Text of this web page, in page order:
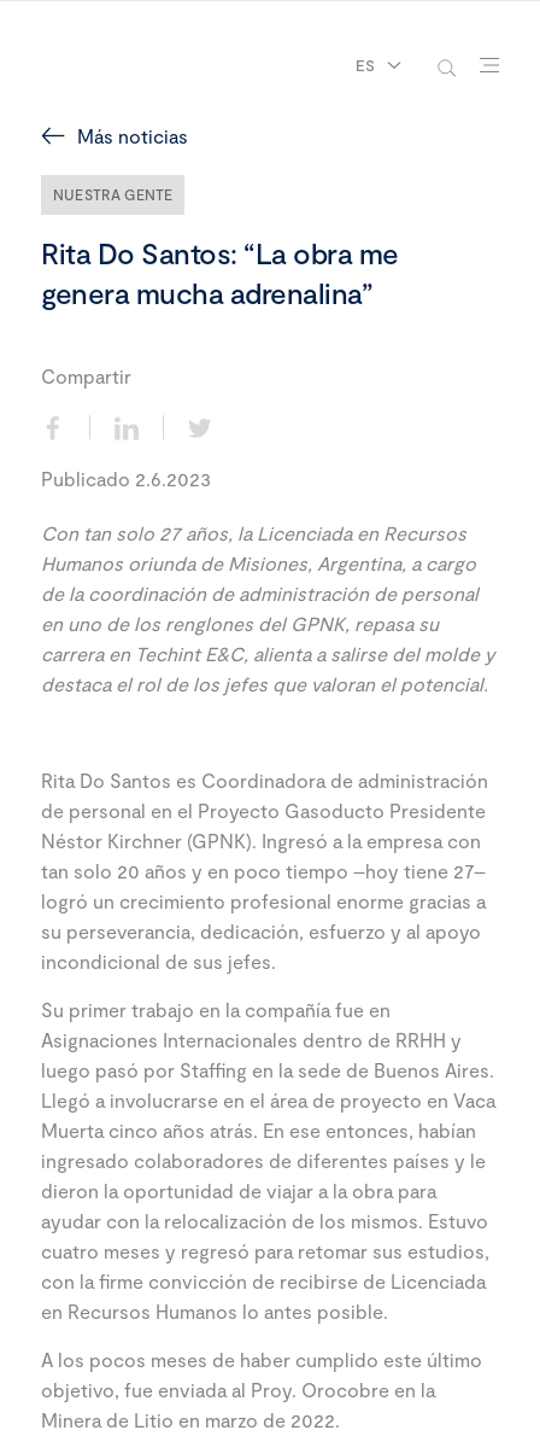
ES
Más noticias
NUESTRA GENTE
Rita Do Santos: “La obra me
genera mucha adrenalina”
Compartir
Publicado 2.6.2023
Con tan solo 27 años, la Licenciada en Recursos
Humanos oriunda de Misiones, Argentina, a cargo
de la coordinación de administración de personal
en uno de los renglones del GPNK, repasa su
carrera en Techint E&C, alienta a salirse del molde y
destaca el rol de los jefes que valoran el potencial.
Rita Do Santos es Coordinadora de administración
de personal en el Proyecto Gasoducto Presidente
Néstor Kirchner (GPNK). Ingresó a la empresa con
tan solo 20 años y en poco tiempo –hoy tiene 27–
logró un crecimiento profesional enorme gracias a
su perseverancia, dedicación, esfuerzo y al apoyo
incondicional de sus jefes.
Su primer trabajo en la compañía fue en
Asignaciones Internacionales dentro de RRHH y
luego pasó por Staffing en la sede de Buenos Aires.
Llegó a involucrarse en el área de proyecto en Vaca
Muerta cinco años atrás. En ese entonces, habían
ingresado colaboradores de diferentes países y le
dieron la oportunidad de viajar a la obra para
ayudar con la relocalización de los mismos. Estuvo
cuatro meses y regresó para retomar sus estudios,
con la firme convicción de recibirse de Licenciada
en Recursos Humanos lo antes posible.
A los pocos meses de haber cumplido este último
objetivo, fue enviada al Proy. Orocobre en la
Minera de Litio en marzo de 2022.